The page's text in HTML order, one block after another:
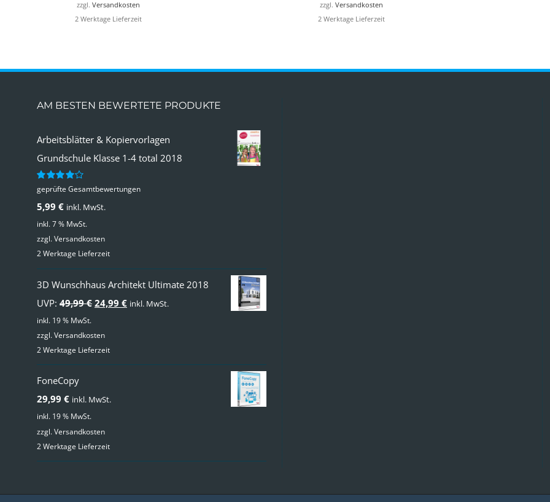
zzgl. Versandkosten
2 Werktage Lieferzeit
zzgl.Versandkosten
2 Werktage Lieferzeit
AM BESTEN BEWERTETE PRODUKTE
Arbeitsblätter & Kopiervorlagen
Grundschule Klasse 1-4 total 2018
Bewertet
von 5
geprüfte Gesamtbewertungen
5,99 € inkl. MwSt.
inkl. 7 % MwSt.
zzgl.Versandkosten
2 Werktage Lieferzeit
3D Wunschhaus Architekt Ultimate 2018
UVP: 49,99€ Ursprünglicher
war:
24,99 €Aktueller
inkl. MwSt.
inkl. 19 % MwSt.
zzgl.Versandkosten
2 Werktage Lieferzeit
FoneCopy
29,99 € inkl. MwSt.
inkl. 19 % MwSt.
zzgl.Versandkosten
2 Werktage Lieferzeit